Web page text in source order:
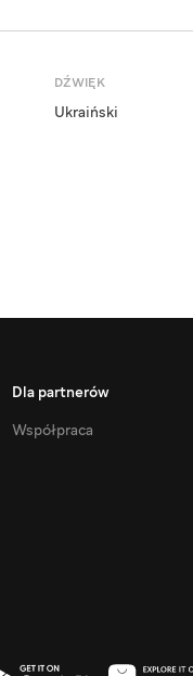
DŹWIĘK
Ukraiński
Dla partnerów
Współpraca